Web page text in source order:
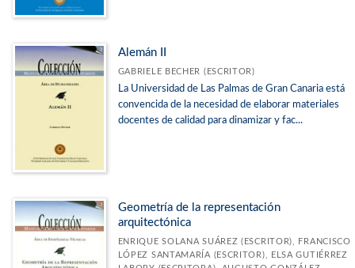
Alemán II
GABRIELE BECHER (ESCRITOR)
La Universidad de Las Palmas de Gran Canaria está
convencida de la necesidad de elaborar materiales
docentes de calidad para dinamizar y fac...
Geometría de la representación
arquitectónica
ENRIQUE SOLANA SUÁREZ (ESCRITOR), FRANCISCO
LÓPEZ SANTAMARÍA (ESCRITOR), ELSA GUTIÉRREZ